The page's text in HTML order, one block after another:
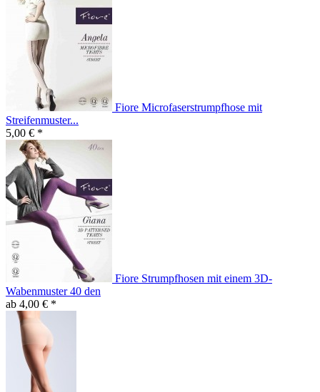
Fiore Microfaserstrumpfhose mit
Streifenmuster...
5,00 € *
Fiore Strumpfhosen mit einem 3D-
Wabenmuster 40 den
ab 4,00 € *